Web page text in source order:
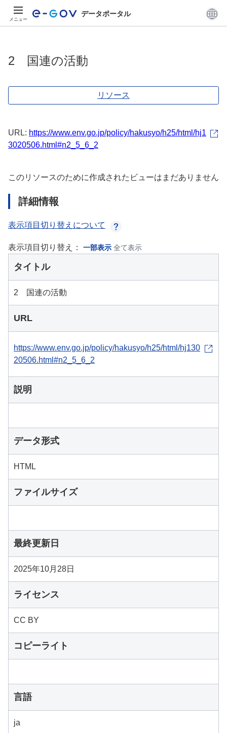
メニュー
データポータル
2 国連の活動
リソース
URL: https://www.env.go.jp/policy/hakusyo/h25/html/hj1
3020506.html#n2_5_6_2
このリソースのために作成されたビューはまだありません
詳細情報
表示項目切り替えについて
表示項目切り替え： 一部表示 全て表示
タイトル
2 国連の活動
URL
https://www.env.go.jp/policy/hakusyo/h25/html/hj130
20506.html#n2_5_6_2
説明
データ形式
HTML
ファイルサイズ
最終更新日
2025年10月28日
ライセンス
CC BY
コピーライト
言語
ja